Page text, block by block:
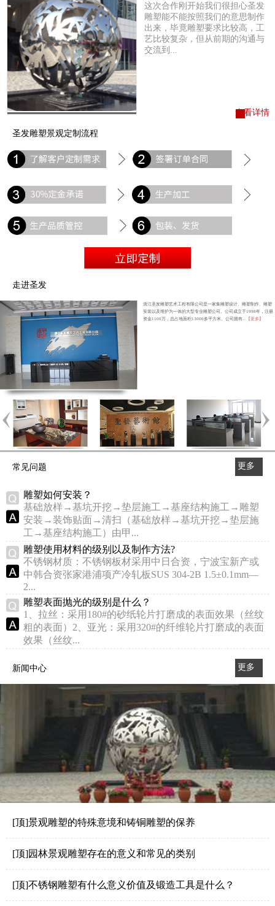
查看详情
这次合作刚开始我们很担心圣发
雕塑能不能按照我们的意思制作
出来，毕竟雕塑要求比较高，工
艺比较复杂，但从前期的沟通与
交流到...
圣发雕塑景观定制流程
走进圣发
浙江圣发雕塑艺术工程有限公司是一家集雕塑设计、雕塑制作、雕塑
安装以及维护为一体的大型专业雕塑公司。公司成立于1998年，注册
资金1100万，总占地面积13000多平方米。公司拥有...
【更多】
常见问题
更多
雕塑如何安装？
基础放样→基坑开挖→垫层施工→基座结构施工→雕塑
安装→装饰贴面→清扫（基础放样→基坑开挖→垫层施
工→基座结构施工）由甲...
雕塑使用材料的级别以及制作方法?
不锈钢材质：不锈钢板材采用中日合资，宁波宝新产或
中韩合资张家港浦项产冷轧板SUS 304-2B 1.5±0.1mm—
2...
雕塑表面抛光的级别是什么？
1、拉丝：采用180#的砂纸轮片打磨成的表面效果（丝纹
粗的表面）2、亚光：采用320#的纤维轮片打磨成的表面
效果（丝纹...
新闻中心
更多
>>
[顶]景观雕塑的特殊意境和铸铜雕塑的保养
[顶]园林景观雕塑存在的意义和常见的类别
[顶]不锈钢雕塑有什么意义价值及锻造工具是什么？